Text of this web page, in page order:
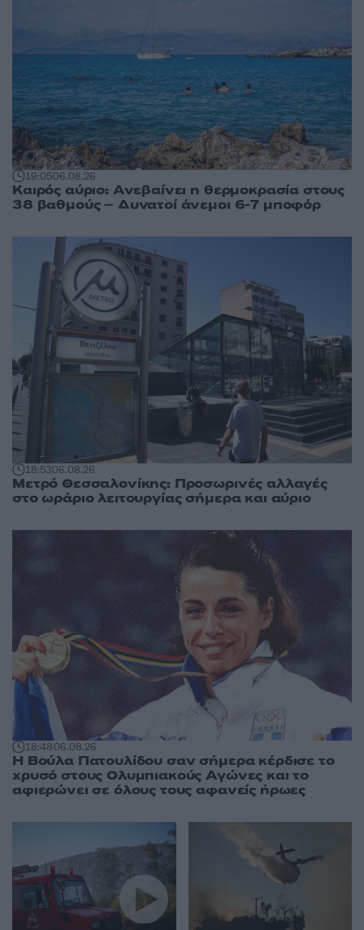
19:0506.08.26
Καιρός αύριο: Ανεβαίνει η θερμοκρασία στους
38 βαθμούς – Δυνατοί άνεμοι 6-7 μποφόρ
18:5306.08.26
Μετρό Θεσσαλονίκης: Προσωρινές αλλαγές
στο ωράριο λειτουργίας σήμερα και αύριο
18:4806.08.26
Η Βούλα Πατουλίδου σαν σήμερα κέρδισε το
χρυσό στους Ολυμπιακούς Αγώνες και το
αφιερώνει σε όλους τους αφανείς ήρωες